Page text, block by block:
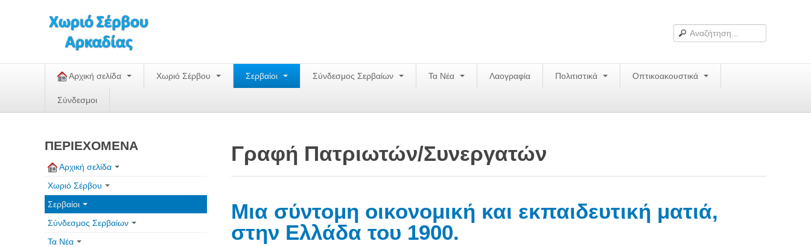
Αρχική σελίδα Χωριό Σέρβου Σερβαίοι Σύνδεσμος Σερβαίων Τα Νέα Λαογραφία Πολιτιστικά Οπτικοακουστικά
Σύνδεσμοι
Γραφή Πατριωτών/Συνεργατών
Μια σύντομη οικονομική και εκπαιδευτική ματιά,
στην Ελλάδα του 1900.
ΠΕΡΙΕΧΟΜΕΝΑ
Αρχική σελίδα
Χωριό Σέρβου
Σερβαίοι
Σύνδεσμος Σερβαίων
Τα Νέα